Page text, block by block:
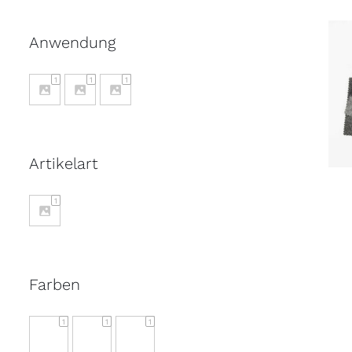
Anwendung
1 1 1
Artikelart
1
Farben
1 1 1